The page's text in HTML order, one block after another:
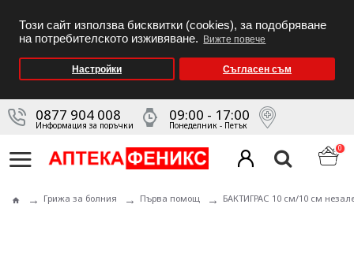
Този сайт използва бисквитки (cookies), за подобряване
на потребителското изживяване.
Вижте повече
Настройки Съгласен съм
0877 904 008
Информация за поръчки
09:00 - 17:00
Понеделник - Петък
0
Грижа за болния Първа помощ БАКТИГРАС 10 см/10 см